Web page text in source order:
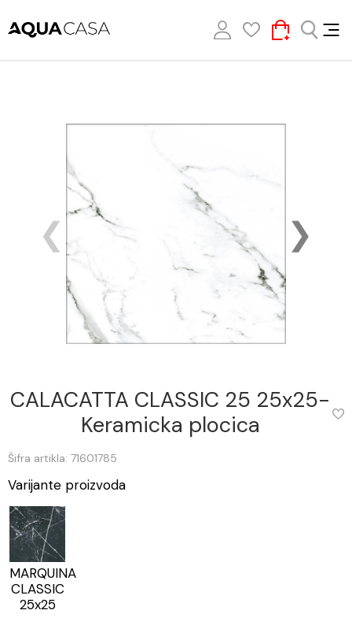
CALACATTA CLASSIC 25 25x25-
Keramicka plocica
Šifra artikla: 71601785
Varijante proizvoda
MARQUINA
CLASSIC
25x25